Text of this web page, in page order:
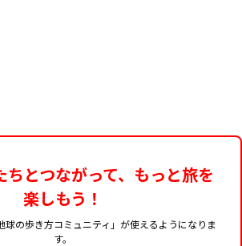
ちとつながって、もっと旅を
楽しもう！
球の歩き方コミュニティ」が使えるようになりま
す。